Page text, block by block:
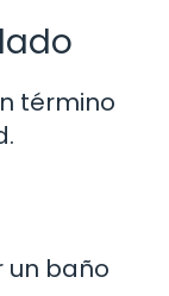
término
un baño